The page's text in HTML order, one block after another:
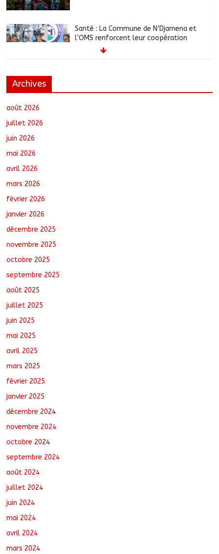
Santé : La Commune de N’Djamena et
l’OMS renforcent leur coopération
août 6, 2026
de Ferrick Kodjoguila se mobilisent pour
Archives
août 2026
juillet 2026
juin 2026
mai 2026
avril 2026
mars 2026
février 2026
janvier 2026
décembre 2025
novembre 2025
octobre 2025
septembre 2025
août 2025
juillet 2025
juin 2025
mai 2025
avril 2025
mars 2025
février 2025
janvier 2025
décembre 2024
novembre 2024
octobre 2024
septembre 2024
août 2024
juillet 2024
juin 2024
mai 2024
avril 2024
mars 2024